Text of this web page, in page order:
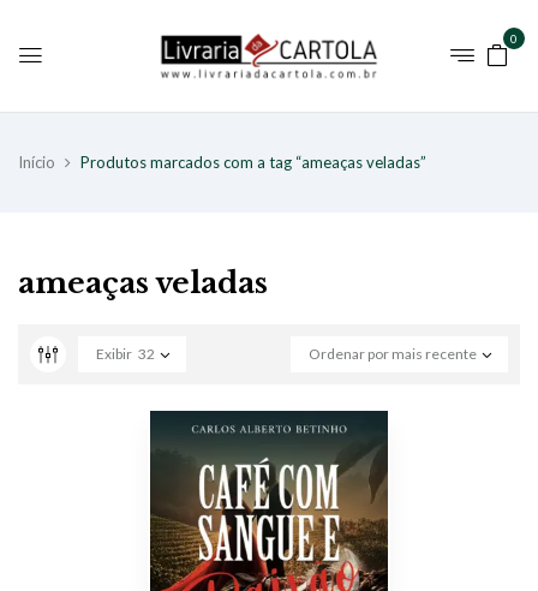
0
Início Produtos marcados com a tag “ameaças veladas”
ameaças veladas
Ordenar por mais recente
Exibir 32